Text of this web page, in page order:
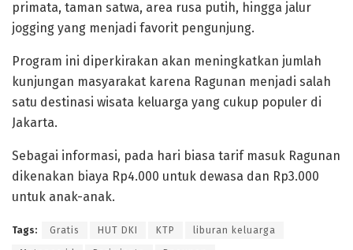
primata, taman satwa, area rusa putih, hingga jalur
jogging yang menjadi favorit pengunjung.
Program ini diperkirakan akan meningkatkan jumlah
kunjungan masyarakat karena Ragunan menjadi salah
satu destinasi wisata keluarga yang cukup populer di
Jakarta.
Sebagai informasi, pada hari biasa tarif masuk Ragunan
dikenakan biaya Rp4.000 untuk dewasa dan Rp3.000
untuk anak-anak.
Tags: Gratis HUT DKI KTP liburan keluarga